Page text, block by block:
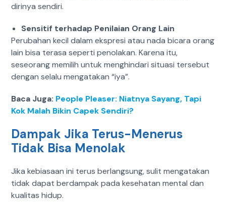
dirinya sendiri.
Sensitif terhadap Penilaian Orang Lain
Perubahan kecil dalam ekspresi atau nada bicara orang
lain bisa terasa seperti penolakan.Karena itu,
seseorang memilih untuk menghindari situasi tersebut
dengan selalu mengatakan “iya”.
Baca Juga: People Pleaser: Niatnya Sayang, Tapi
Kok Malah Bikin Capek Sendiri?
Dampak Jika Terus-Menerus
Tidak Bisa Menolak
Jika kebiasaan ini terus berlangsung, sulit mengatakan
tidak dapat berdampak pada kesehatan mental dan
kualitas hidup.